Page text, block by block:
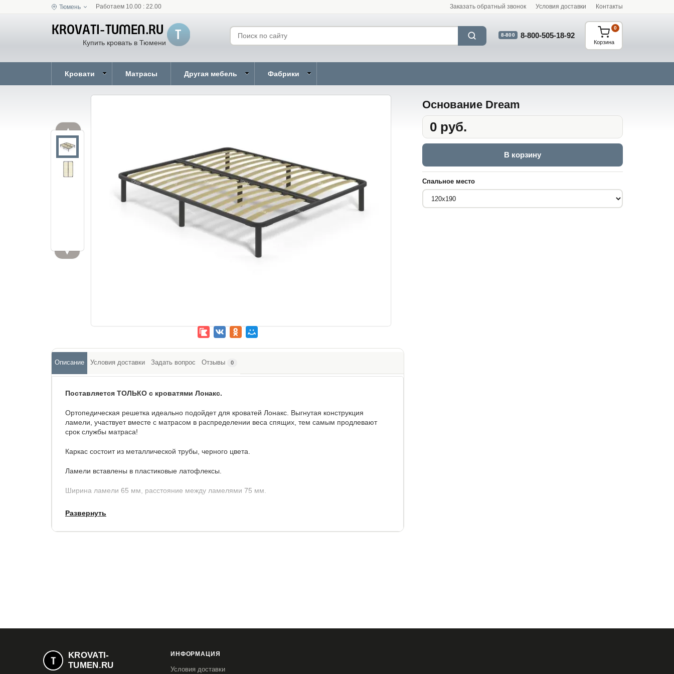
Тюмень Работаем 10.00 : 22.00 Заказать обратный звонок Условия доставки Контакты
Купить кровать в Тюмени
8-800 8-800-505-18-92
Корзина
0
Кровати Матрасы Другая мебель Фабрики
▲
▼
Основание Dream
0 руб.
В корзину
Спальное место
Описание Условия доставки Задать вопрос Отзывы 0
Поставляется ТОЛЬКО с кроватями Лонакс.
Ортопедическая решетка идеально подойдет для кроватей Лонакс. Выгнутая конструкция
ламели, участвует вместе с матрасом в распределении веса спящих, тем самым продлевают
срок службы матраса!
Каркас состоит из металлической трубы, черного цвета.
Ламели вставлены в пластиковые латофлексы.
Ширина ламели 65 мм, расстояние между ламелями 75 мм.
Основание не разборное.
Развернуть
KROVATI-
TUMEN.RU
ИНФОРМАЦИЯ
Условия доставки